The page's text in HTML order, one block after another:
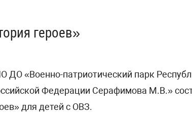
героев»
ДО «Военно-патриотический парк
Федерации Серафимова М.В.»
для детей с ОВЗ.